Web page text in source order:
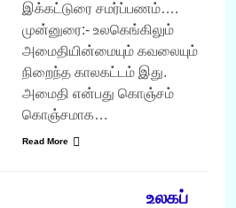
இக்கட்டுரை சமர்ப்பணம்….
முன்னுரை:- உலகெங்கிலும்
அமைதியின்மையும் கவலையும்
நிறைந்த காலகட்டம் இது.
அமைதி என்பது கொஞ்சம்
கொஞ்சமாக…
Read More
உலகப்